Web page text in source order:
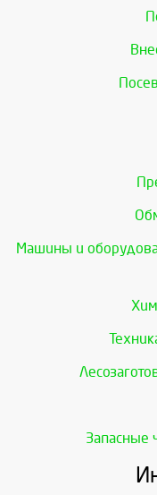
Машины и
Запасные